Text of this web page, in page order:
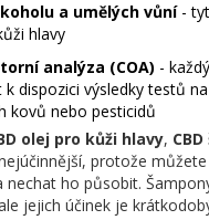
a umělých vůní-
hlavy
analýza (COA) -
dispozici výsledky testů
kovů nebo pesticidů
olej pro kůži hlavy,
protože
nechat ho působit.
jejich účinek je